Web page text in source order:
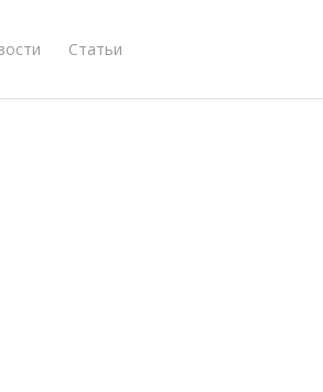
Статьи